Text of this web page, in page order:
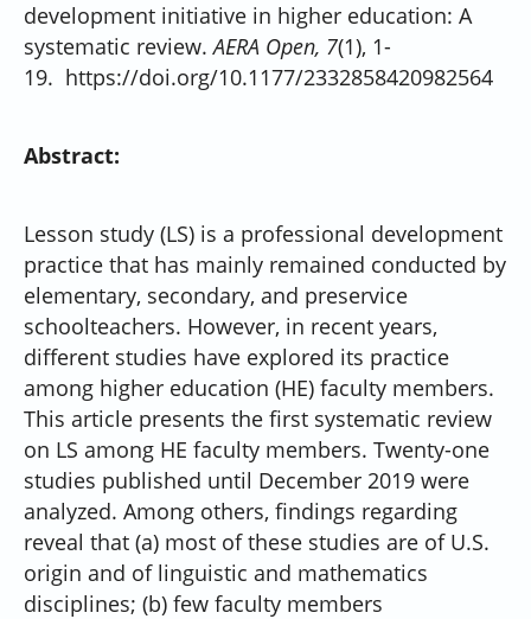
development initiative in higher education: A
systematic review.AERA Open, 7(1), 1-
19. https://doi.org/10.1177/2332858420982564
Abstract:
Lesson study (LS) is a professional development
practice that has mainly remained conducted by
elementary, secondary, and preservice
schoolteachers. However, in recent years,
different studies have explored its practice
among higher education (HE) faculty members.
This article presents the first systematic review
on LS among HE faculty members. Twenty-one
studies published until December 2019 were
analyzed. Among others, findings regarding
reveal that (a) most of these studies are of U.S.
origin and of linguistic and mathematics
disciplines; (b) few faculty members